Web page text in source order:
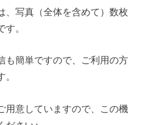
、写真（全体を含めて）数枚
。
も簡単ですので、ご利用の方
用意していますので、この機